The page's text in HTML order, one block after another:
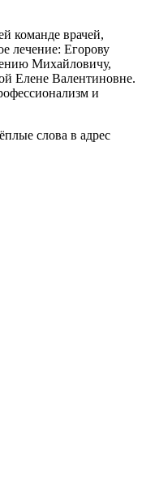
команде врачей,
лечение: Егорову
Михайловичу,
Елене Валентиновне.
и
слова в адрес